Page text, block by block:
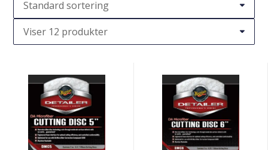
Meguiars
Microfiber
Cutting
Meguiars
Microfiber
Cutting